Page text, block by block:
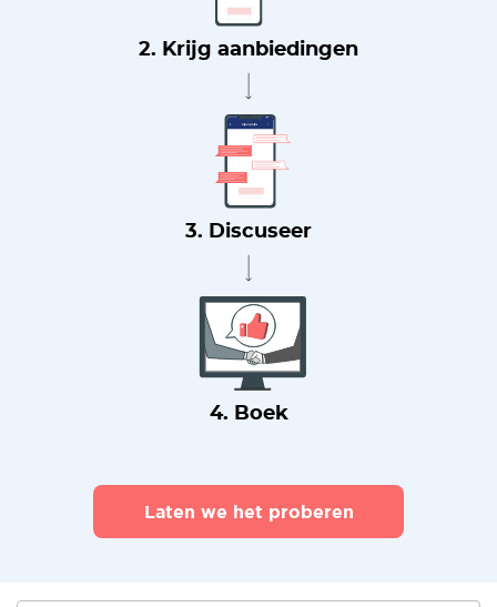
2. Krijg aanbiedingen
3. Discuseer
4. Boek
Laten we het proberen